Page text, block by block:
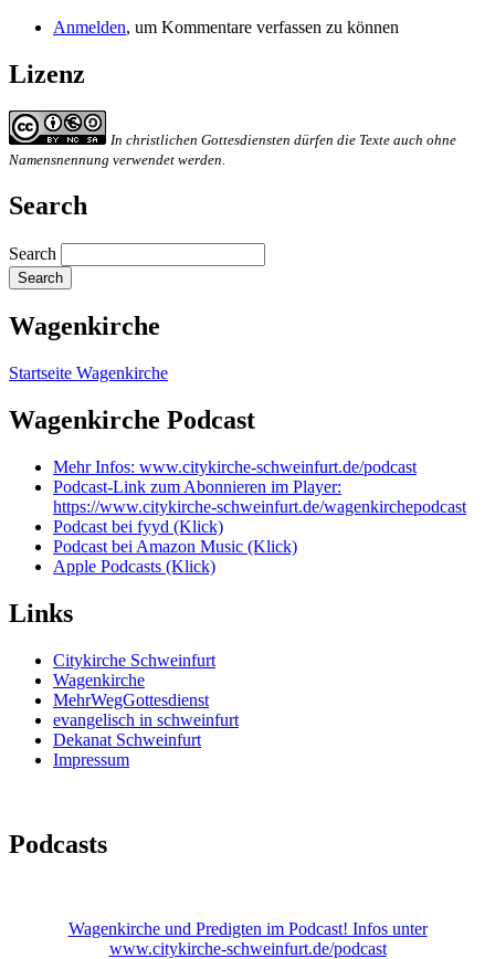
Anmelden, um Kommentare verfassen zu können
Lizenz
In christlichen Gottesdiensten dürfen die Texte auch ohne
Namensnennung verwendet werden.
Search
Search
Wagenkirche
Startseite Wagenkirche
Wagenkirche Podcast
Mehr Infos: www.citykirche-schweinfurt.de/podcast
Podcast-Link zum Abonnieren im Player:
https://www.citykirche-schweinfurt.de/wagenkirchepodcast
Podcast bei fyyd (Klick)
Podcast bei Amazon Music (Klick)
Apple Podcasts (Klick)
Links
Citykirche Schweinfurt
Wagenkirche
MehrWegGottesdienst
evangelisch in schweinfurt
Dekanat Schweinfurt
Impressum
Podcasts
Wagenkirche und Predigten im Podcast! Infos unter
www.citykirche-schweinfurt.de/podcast